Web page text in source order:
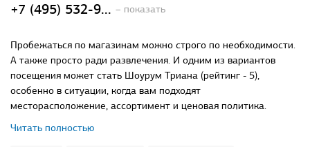
+7 (495) 532-9... – показать
Пробежаться по магазинам можно строго по необходимости.
А также просто ради развлечения. И одним из вариантов
посещения может стать Шоурум Триана (рейтинг - 5),
особенно в ситуации, когда вам подходят
месторасположение, ассортимент и ценовая политика.
Читать полностью